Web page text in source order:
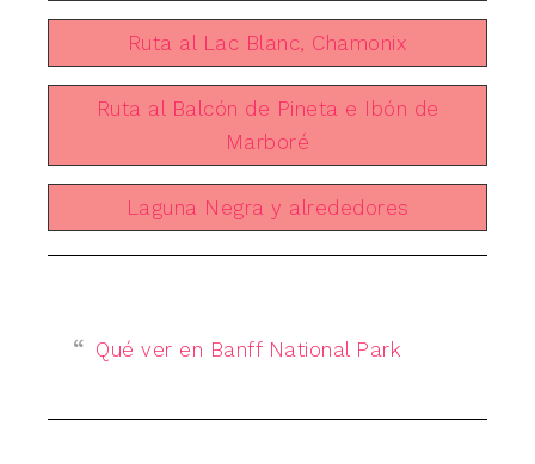
Ruta al Lac Blanc, Chamonix
Ruta al Balcón de Pineta e Ibón de
Marboré
Laguna Negra y alrededores
Qué ver en Banff National Park